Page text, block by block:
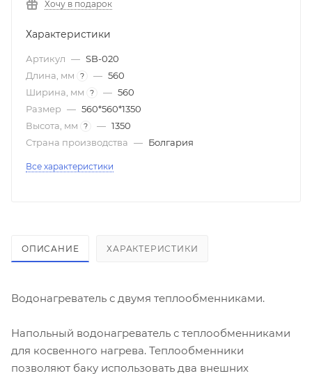
Хочу в подарок
Характеристики
Артикул — SB-020
Длина, мм
? — 560
Ширина, мм
? — 560
Размер — 560*560*1350
Высота, мм
? — 1350
Страна производства — Болгария
Все характеристики
ОПИСАНИЕ ХАРАКТЕРИСТИКИ
Водонагреватель с двумя теплообменниками.
Напольный водонагреватель с теплообменниками
для косвенного нагрева. Теплообменники
позволяют баку использовать два внешних